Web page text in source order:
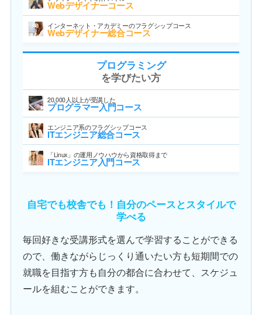
Webデザイナーコース
インターネット・アカデミーのフラグシップコース
Webデザイナー総合コース
プログラミング
を学びたい方
20,000人以上が受講した
プログラマー入門コース
エンジニア系のフラグシップコース
ITエンジニア総合コース
「Linux」の運用ノウハウから資格取得まで
ITエンジニア入門コース
自宅でも校舎でも！自分のペースとスタイルで
学べる
毎回好きな受講形式を選んで学習することができる
ので、働きながらじっくり通いたい方も短期間での
就職を目指す方も自分の都合に合わせて、スケジュ
ールを組むことができます。